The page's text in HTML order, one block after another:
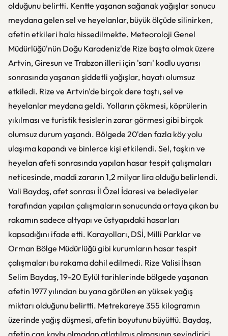
olduğunu belirtti. Kentte yaşanan sağanak yağışlar sonucu
meydana gelen sel ve heyelanlar, büyük ölçüde silinirken,
afetin etkileri hala hissedilmekte. Meteoroloji Genel
Müdürlüğü'nün Doğu Karadeniz'de Rize başta olmak üzere
Artvin, Giresun ve Trabzon illeri için 'sarı' kodlu uyarısı
sonrasında yaşanan şiddetli yağışlar, hayatı olumsuz
etkiledi. Rize ve Artvin'de birçok dere taştı, sel ve
heyelanlar meydana geldi. Yolların çökmesi, köprülerin
yıkılması ve turistik tesislerin zarar görmesi gibi birçok
olumsuz durum yaşandı. Bölgede 20'den fazla köy yolu
ulaşıma kapandı ve binlerce kişi etkilendi. Sel, taşkın ve
heyelan afeti sonrasında yapılan hasar tespit çalışmaları
neticesinde, maddi zararın 1,2 milyar lira olduğu belirlendi.
Vali Baydaş, afet sonrası İl Özel İdaresi ve belediyeler
tarafından yapılan çalışmaların sonucunda ortaya çıkan bu
rakamın sadece altyapı ve üstyapıdaki hasarları
kapsadığını ifade etti. Karayolları, DSİ, Milli Parklar ve
Orman Bölge Müdürlüğü gibi kurumların hasar tespit
çalışmaları bu rakama dahil edilmedi. Rize Valisi İhsan
Selim Baydaş, 19-20 Eylül tarihlerinde bölgede yaşanan
afetin 1977 yılından bu yana görülen en yüksek yağış
miktarı olduğunu belirtti. Metrekareye 355 kilogramın
üzerinde yağış düşmesi, afetin boyutunu büyüttü. Baydaş,
afetin can kaybı olmadan atlatılmış olmasının sevindirici